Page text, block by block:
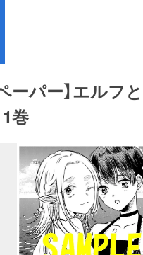
ーパー】エルフ
巻
イドル
ミック・ラノベ